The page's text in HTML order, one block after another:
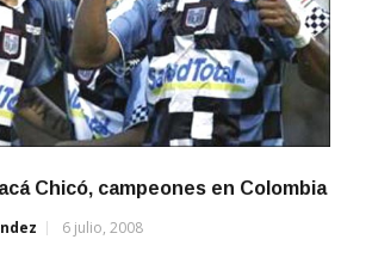
Chicó, campeones en Colombia
6 julio, 2008